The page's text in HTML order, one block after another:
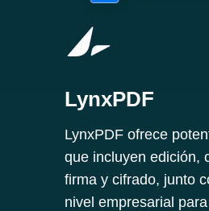
LynxPDF
LynxPDF ofrece
que incluyen edición,
firma y cifrado, junto
nivel empresarial